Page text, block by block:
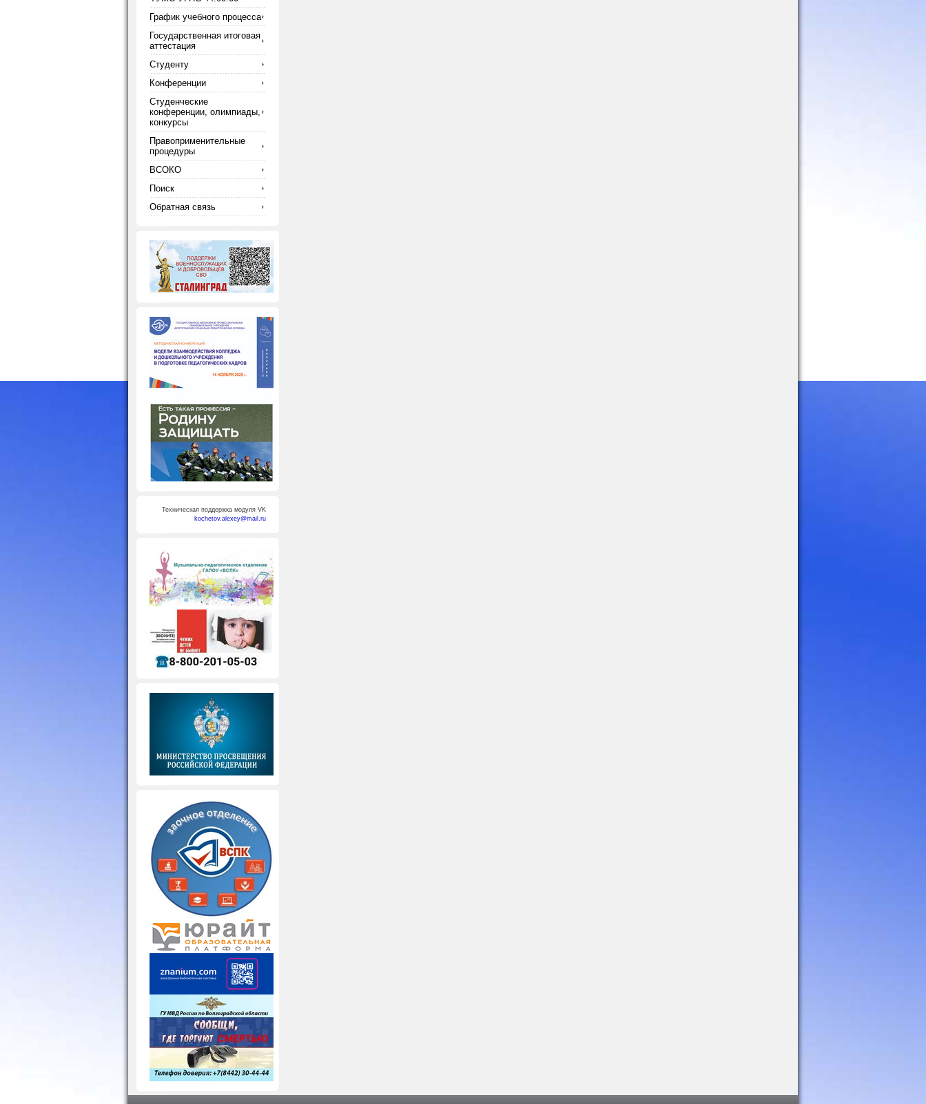
График учебного процесса
Государственная итоговая
аттестация
Студенту
Конференции
Студенческие
конференции, олимпиады,
конкурсы
Правоприменительные
процедуры
ВСОКО
Поиск
Обратная связь
Техническая поддержка модуля VK
kochetov.alexey@mail.ru